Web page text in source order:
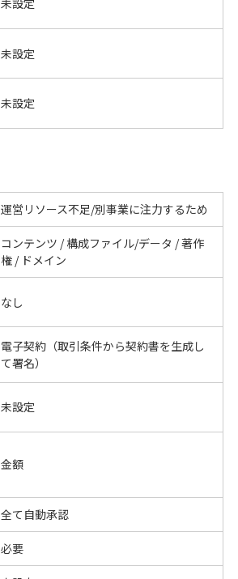
未設定
未設定
未設定
運営リソース不足/別事業に注力するため
コンテンツ / 構成ファイル/データ / 著作
権 / ドメイン
なし
電子契約（取引条件から契約書を生成し
て署名）
未設定
金額
全て自動承認
必要